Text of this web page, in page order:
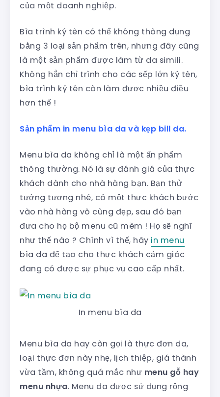
của một doanh nghiệp.
Bìa trình ký tên có thể không thông dụng
bằng 3 loại sản phẩm trên, nhưng đây cũng
là một sản phẩm được làm từ da simili.
Không hẳn chỉ trình cho các sếp lớn ký tên,
bìa trình ký tên còn làm được nhiều điều
hơn thế !
Sản phẩm in menu bìa da và kẹp bill da.
Menu bìa da không chỉ là một ấn phẩm
thông thường. Nó là sự đánh giá của thực
khách dành cho nhà hàng bạn. Bạn thử
tưởng tượng nhé, có một thực khách bước
vào nhà hàng vô cùng đẹp, sau đó bạn
đưa cho họ bộ menu cũ mèm ! Họ sẽ nghĩ
như thế nào ? Chính vì thế, hãy in menu
bìa da để tạo cho thực khách cảm giác
đang có được sự phục vụ cao cấp nhất.
In menu bìa da
Menu bìa da hay còn gọi là thực đơn da,
loại thực đơn này nhẹ, lịch thiệp, giá thành
vừa tầm, không quá mắc như menu gỗ hay
menu nhựa. Menu da được sử dụng rộng